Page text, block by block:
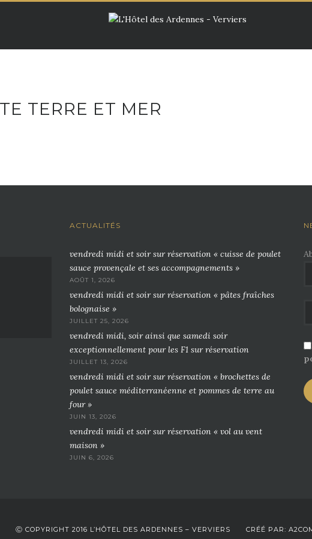
TERRE ET MER
ACTUALITÉS
vendredi midi et soir sur réservation « cuisse de poulet
sauce provençale et ses accompagnements »
AOÛT 1, 2026
vendredi midi et soir sur réservation « pâtes fraîches
bolognaise »
JUILLET 25, 2026
vendredi midi, soir ainsi que samedi soir
exceptionnellement pour les F1 sur réservation
JUILLET 13, 2026
vendredi midi et soir sur réservation « brochettes de
poulet sauce méditerranéenne et pommes de terre au
four »
JUIN 13, 2026
vendredi midi et soir sur réservation « vol au vent
maison »
JUIN 6, 2026
Ⓒ COPYRIGHT 2016 L’HÔTEL DES ARDENNES – VERVIERS CRÉÉ PAR: